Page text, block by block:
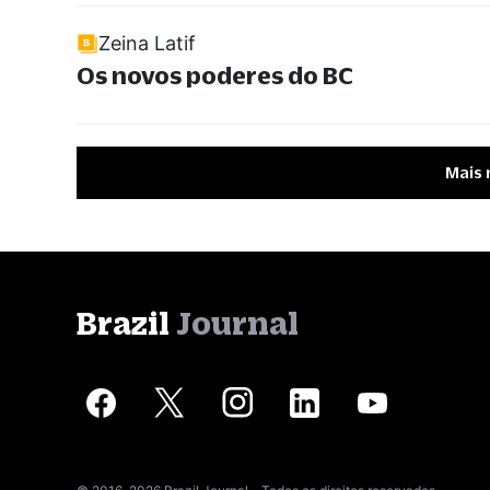
Zeina Latif
Os novos poderes do BC
Mais
Brazil Journal